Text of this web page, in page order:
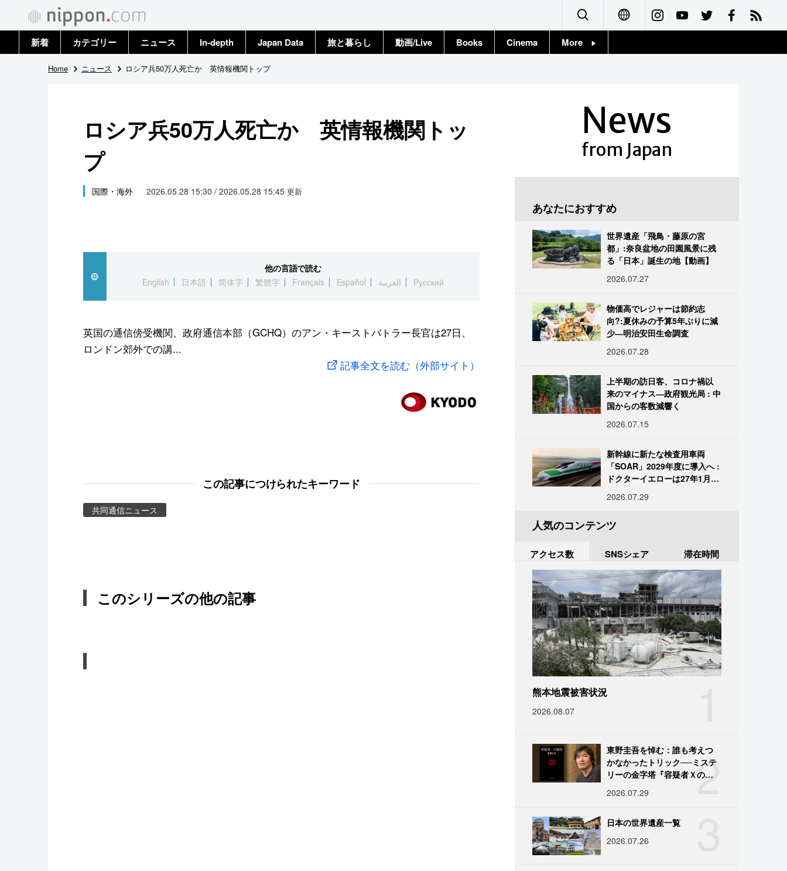
Français
新着 カテゴリー
政治・外交
社会
文化
スポーツ・東京2020
ニュース
トップ
In-depth Japan Data 旅と暮らし 動画/Live Books Cinema More
Home ニュース ロシア兵50万人死亡か 英情報機関トップ
ロシア兵50万人死亡か 英情報機関トッ
プ
国際・海外 2026.05.28 15:30 / 2026.05.28 15:45 更新
他の言語で読む
English
日本語 简体字 繁體字 Français Español العربية Русский
英国の通信傍受機関、政府通信本部（GCHQ）のアン・キーストバトラー長官は27日、
ロンドン郊外での講...
記事全文を読む（外部サイト）
この記事につけられたキーワード
共同通信ニュース
このシリーズの他の記事
News
from Japan
あなたにおすすめ
世界遺産「飛鳥・藤原の宮
都」:奈良盆地の田園風景に残
る「日本」誕生の地【動画】
2026.07.27
物価高でレジャーは節約志
向?:夏休みの予算5年ぶりに減
少―明治安田生命調査
2026.07.28
上半期の訪日客、コロナ禍以
来のマイナス―政府観光局 : 中
国からの客数減響く
2026.07.15
新幹線に新たな検査用車両
「SOAR」2029年度に導入へ :
ドクターイエローは27年1月に
2026.07.29
人気のコンテンツ
アクセス数 SNSシェア 滞在時間
熊本地震被害状況
2026.08.07
2
東野圭吾を悼む：誰も考えつ
かなかったトリック──ミステ
リーの金字塔『容疑者Ｘの献
2026.07.29
日本の世界遺産一覧
2026.07.26